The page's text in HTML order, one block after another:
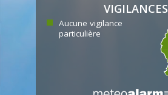
VIGILANCES
Aucune vigilance
particulière